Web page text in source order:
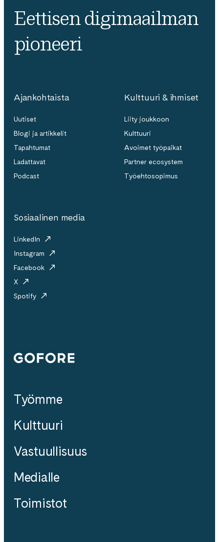
Eettisen digimaailman
pioneeri
Ajankohtaista
Uutiset
Blogi ja artikkelit
Tapahtumat
Ladattavat
Podcast
Kulttuuri & ihmiset
Liity joukkoon
Kulttuuri
Avoimet työpaikat
Partner ecosystem
Työehtosopimus
Sosiaalinen media
LinkedIn
Instagram
Facebook
X
Spotify
Gofore
Työmme
Kulttuuri
Vastuullisuus
Medialle
Toimistot